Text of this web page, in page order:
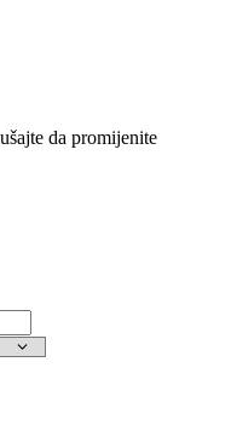
da promijenite